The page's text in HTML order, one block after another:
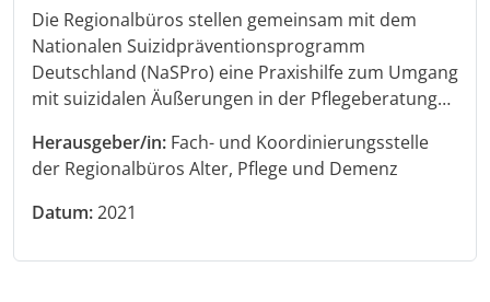
Die Regionalbüros stellen gemeinsam mit dem
Nationalen Suizidpräventionsprogramm
Deutschland (NaSPro) eine Praxishilfe zum Umgang
mit suizidalen Äußerungen in der Pflegeberatung…
Herausgeber/in: Fach- und Koordinierungsstelle
der Regionalbüros Alter, Pflege und Demenz
Datum:2021